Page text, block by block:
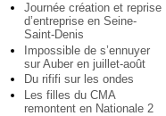
Journée création et reprise
d’entreprise en Seine-
Saint-Denis
Impossible de s’ennuyer
sur Auber en juillet-août
Du rififi sur les ondes
Les filles du CMA
remontent en Nationale 2